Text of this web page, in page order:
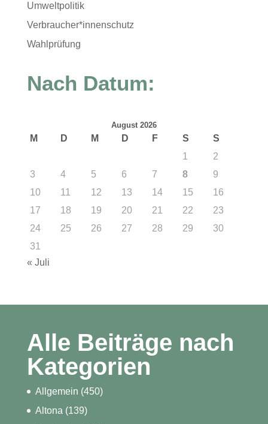
Umweltpolitik
Verbraucher*innenschutz
Wahlprüfung
Nach Datum:
August 2026
M D M D F S
S
1
2
3
4 5 6 7 8
9
10
11 12 13 14 15
16
17
18 19 20 21 22
23
24
25 26 27 28 29
30
31
« Juli
Alle Beiträge nach
Kategorien
Allgemein (450)
Altona (139)